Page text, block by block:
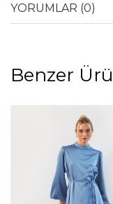
YORUMLAR (0)
Benzer